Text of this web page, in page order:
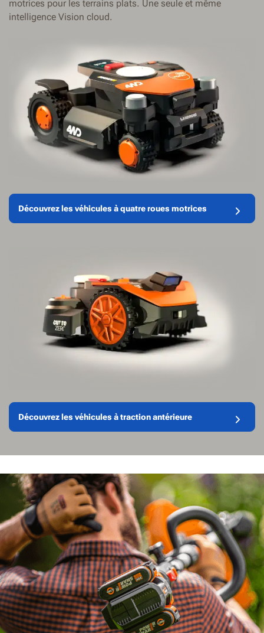
motrices pour les terrains plats. Une seule et même
intelligence Vision cloud.
Découvrez les véhicules à quatre roues motrices
Découvrez les véhicules à traction antérieure